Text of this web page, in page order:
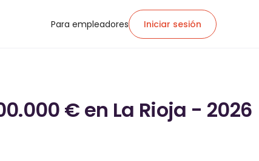
Para empleadores Iniciar sesión
€ en La Rioja - 2026